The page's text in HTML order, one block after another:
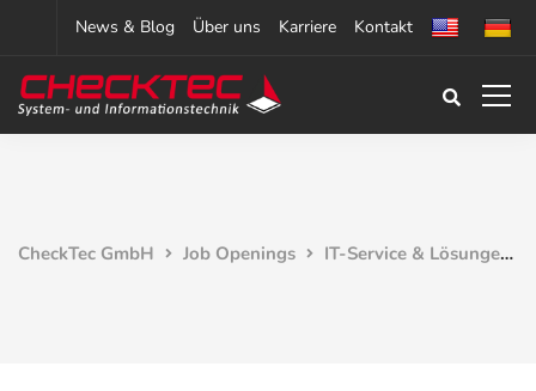
News & Blog Über uns Karriere Kontakt
CheckTec GmbH Job Openings IT-Service & Lösungen